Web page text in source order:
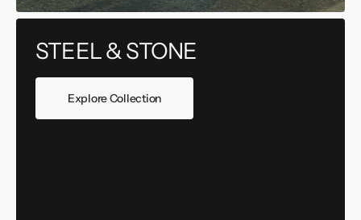
STEEL & STONE
Explore Collection